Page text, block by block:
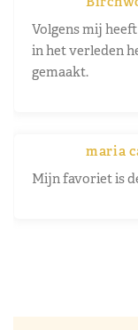
Volgens mij
in het verleden
gemaakt.
maria
Mijn favoriet is